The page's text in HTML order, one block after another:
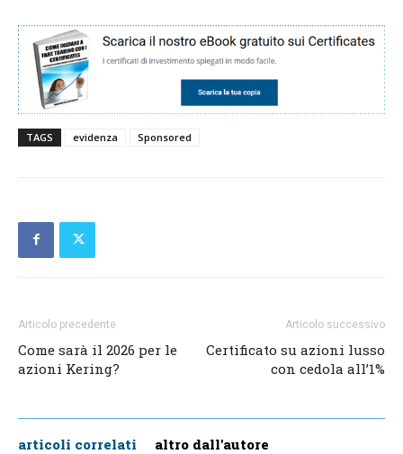
TAGS evidenza Sponsored
Articolo precedente
Come sarà il 2026 per le
azioni Kering?
Articolo successivo
Certificato su azioni lusso
con cedola all’1%
articoli correlati altro dall'autore